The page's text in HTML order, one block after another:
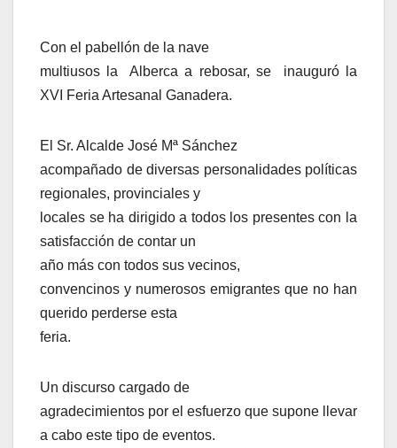
Con el pabellón de la nave
multiusos la Alberca a rebosar, se inauguró la
XVI Feria Artesanal Ganadera.
El Sr. Alcalde José Mª Sánchez
acompañado de diversas personalidades políticas
regionales, provinciales y
locales se ha dirigido a todos los presentes con la
satisfacción de contar un
año más con todos sus vecinos,
convencinos y numerosos emigrantes que no han
querido perderse esta
feria.
Un discurso cargado de
agradecimientos por el esfuerzo que supone llevar
a cabo este tipo de eventos.